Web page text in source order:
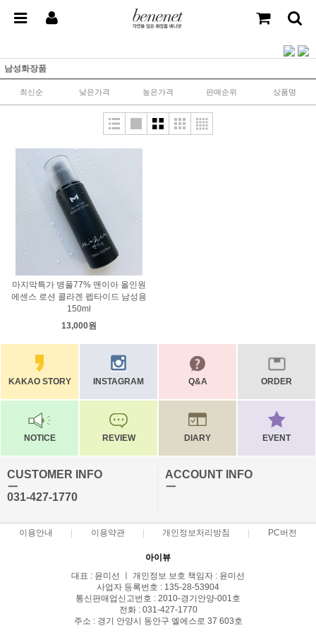
남성화장품
최신순 낮은가격 높은가격 판매순위 상품명
마지막특가 병풀77% 맨이아 올인원
에센스 로션 콜라겐 펩타이드 남성용
150ml
13,000원
KAKAO STORY INSTAGRAM Q&A ORDER
NOTICE REVIEW DIARY EVENT
CUSTOMER INFO
ㅡ
031-427-1770
ACCOUNT INFO
ㅡ
이용안내 이용약관 개인정보처리방침 PC버전
아이뷰
대표 : 윤미선 ㅣ 개인정보 보호 책임자 : 윤미선
사업자 등록번호 : 135-28-53904
통신판매업신고번호 : 2010-경기안양-001호
전화 : 031-427-1770
주소 : 경기 안양시 동안구 엘에스로 37 603호